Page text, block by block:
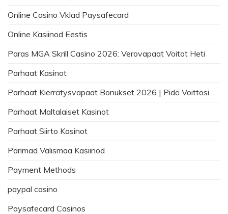
Online Casino Vklad Paysafecard
Online Kasiinod Eestis
Paras MGA Skrill Casino 2026: Verovapaat Voitot Heti
Parhaat Kasinot
Parhaat Kierrätysvapaat Bonukset 2026 | Pidä Voittosi
Parhaat Maltalaiset Kasinot
Parhaat Siirto Kasinot
Parimad Välismaa Kasiinod
Payment Methods
paypal casino
Paysafecard Casinos